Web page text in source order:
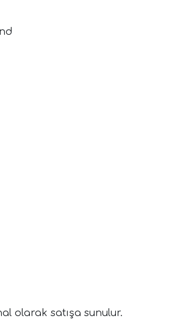
olarak satışa sunulur.